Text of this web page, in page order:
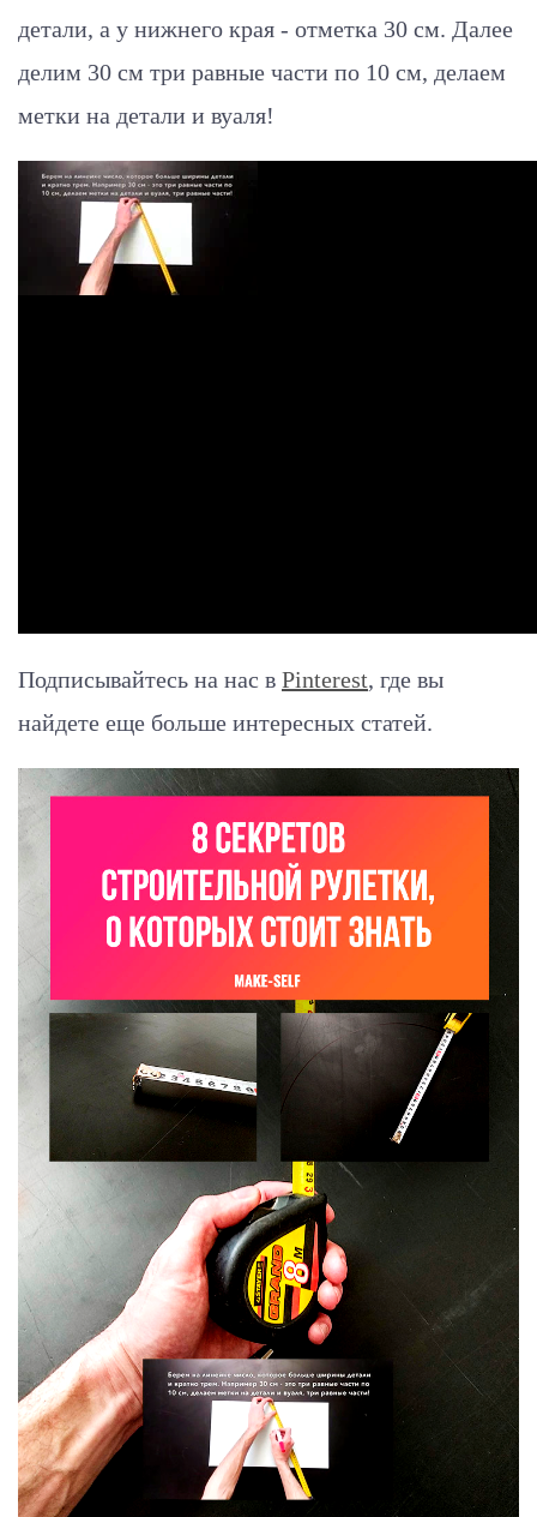
детали, а у нижнего края - отметка 30 см. Далее
делим 30 см три равные части по 10 см, делаем
метки на детали и вуаля!
Подписывайтесь на нас в Pinterest, где вы
найдете еще больше интересных статей.